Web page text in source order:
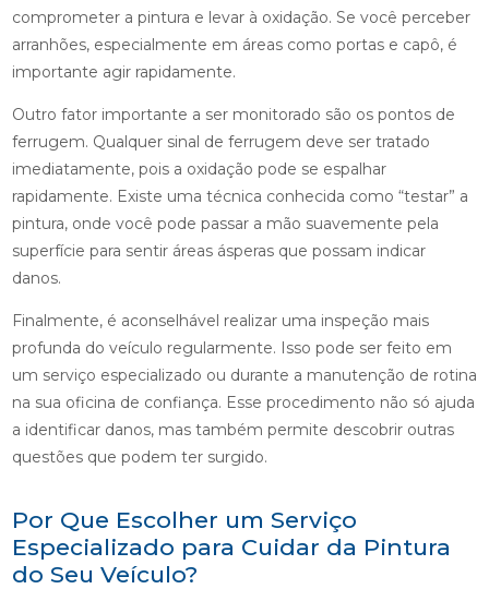
comprometer a pintura e levar à oxidação. Se você perceber
arranhões, especialmente em áreas como portas e capô, é
importante agir rapidamente.
Outro fator importante a ser monitorado são os pontos de
ferrugem. Qualquer sinal de ferrugem deve ser tratado
imediatamente, pois a oxidação pode se espalhar
rapidamente. Existe uma técnica conhecida como “testar” a
pintura, onde você pode passar a mão suavemente pela
superfície para sentir áreas ásperas que possam indicar
danos.
Finalmente, é aconselhável realizar uma inspeção mais
profunda do veículo regularmente. Isso pode ser feito em
um serviço especializado ou durante a manutenção de rotina
na sua oficina de confiança. Esse procedimento não só ajuda
a identificar danos, mas também permite descobrir outras
questões que podem ter surgido.
Por Que Escolher um Serviço
Especializado para Cuidar da Pintura
do Seu Veículo?